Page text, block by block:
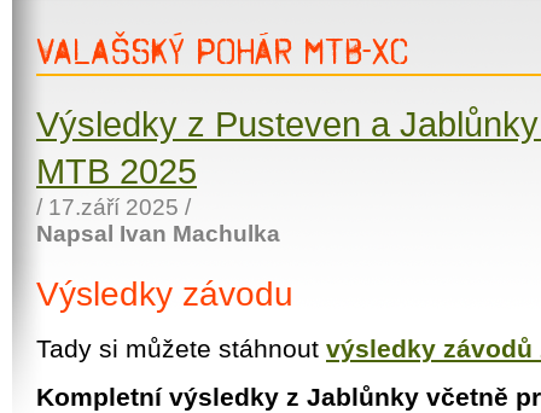
VALAŠSKÝ POHÁR MTB-XC
Výsledky z Pusteven a
MTB 2025
/ 17.září 2025 /
Napsal Ivan Machulka
Výsledky závodu
Tady si můžete stáhnout výsledky závodů
Kompletní výsledky z Jablůnky včetně